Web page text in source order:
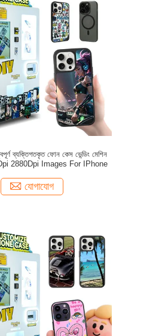
ব্যক্তিগতকৃত ফোন কেস ভেন্ডিং মেশিন
2880Dpi Images For IPhone
যোগাযোগ